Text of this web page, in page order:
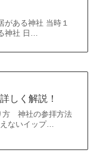
ある神社 当時１
神社 日…
しく解説！
神社の参拝方法
ないイップ…